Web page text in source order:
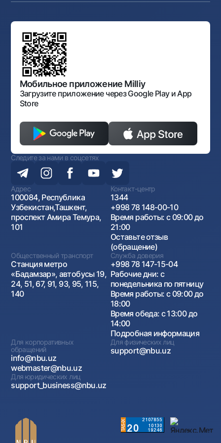
Структура банка
Противодействие коррупции
Фирменный стиль
Карта сайта
Аукционы
Офисы и банкоматы
Согласие на обработку персональных данных
Галерея изобразительного искусства Узбекистана
Типовые договоры
Обсуждение проектов нормативно-правовых
документов
Нормативно-правовые документы
Порядок и режим работы НБУ
Открытые данные
Антимонопольный комплаенс
Мобильное приложение Milliy
Загрузите приложение через Google Play и App
Store
Следите за нами в соцсетях
Адрес
100084, Республика
Узбекистан,Ташкент,
проспект Амира Темура,
101
Контакт-центр
1344
+998 78 148-00-10
Время работы: с 09:00 до
21:00
Оставьте отзыв
(обращение)
Общественный транспорт
Станция метро
«Бадамзар», автобусы 19,
24, 51, 67, 91, 93, 95, 115,
140
Служба доверия
+998 78 147-15-04
Рабочие дни: с
понедельника по пятницу
Время работы: с 09:00 до
18:00
Время обеда: с 13:00 до
14:00
Подробная информация
Для корпоративных
обращений
info@nbu.uz
webmaster@nbu.uz
Для физических лиц
support@nbu.uz
Для юридических лиц
support_business@nbu.uz